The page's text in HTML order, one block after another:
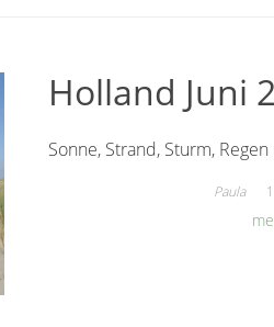
Holland Juni
Sonne, Strand, Sturm,
Paula